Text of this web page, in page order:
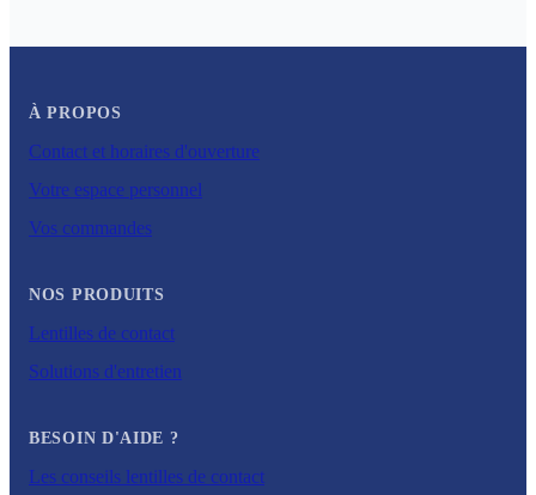
À PROPOS
Contact et horaires d'ouverture
Votre espace personnel
Vos commandes
NOS PRODUITS
Lentilles de contact
Solutions d'entretien
BESOIN D'AIDE ?
Les conseils lentilles de contact